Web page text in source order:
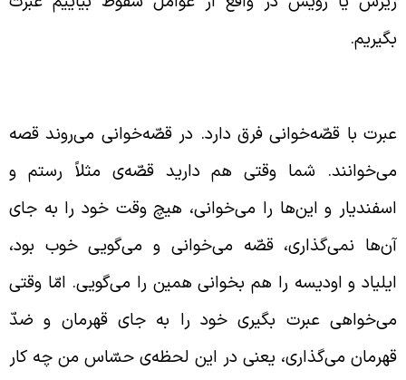
با قصّه‌خوانی فرق دارد. در قصّه‌خوانی می‌روند قصه
شما وقتی هم دارید قصّه‌ی مثلاً رستم و
و این‌ها را می‌خوانی، هیچ وقت خود را به جای
نمی‌گذاری، قصّه می‌خوانی و می‌گویی خوب بود،
و اودیسه را هم بخوانی همین را می‌گویی. امّا وقتی
عبرت بگیری خود را به جای قهرمان و ضدّ
می‌گذاری، یعنی در این لحظه‌ی حسّاس من چه کار